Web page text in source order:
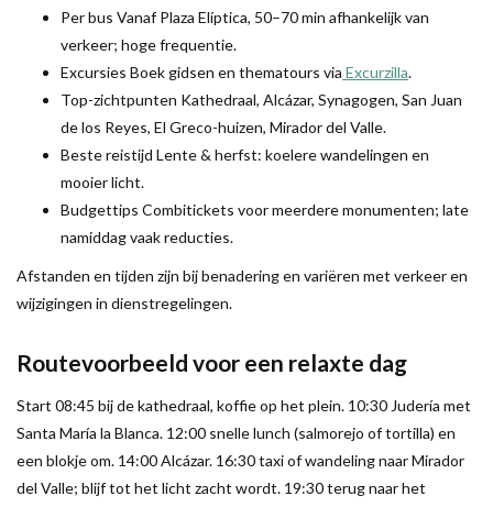
Per bus Vanaf Plaza Elíptica, 50–70 min afhankelijk van
verkeer; hoge frequentie.
Excursies Boek gidsen en thematours via Excurzilla.
Top-zichtpunten Kathedraal, Alcázar, Synagogen, San Juan
de los Reyes, El Greco-huizen, Mirador del Valle.
Beste reistijd Lente & herfst: koelere wandelingen en
mooier licht.
Budgettips Combitickets voor meerdere monumenten; late
namiddag vaak reducties.
Afstanden en tijden zijn bij benadering en variëren met verkeer en
wijzigingen in dienstregelingen.
Routevoorbeeld voor een relaxte dag
Start 08:45 bij de kathedraal, koffie op het plein. 10:30 Judería met
Santa María la Blanca. 12:00 snelle lunch (salmorejo of tortilla) en
een blokje om. 14:00 Alcázar. 16:30 taxi of wandeling naar Mirador
del Valle; blijf tot het licht zacht wordt. 19:30 terug naar het